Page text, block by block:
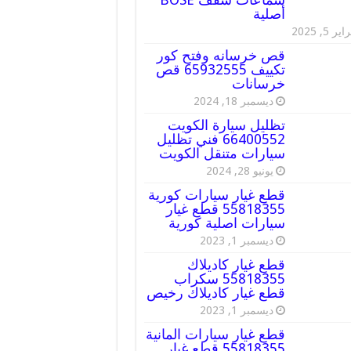
أصلية
5, 2025
قص خرسانه وفتح كور
تكييف 65932555 قص
خرسانات
ديسمبر 18, 2024
تظليل سيارة الكويت
66400552 فني تظليل
سيارات متنقل الكويت
يونيو 28, 2024
قطع غيار سيارات كورية
55818355 قطع غيار
سيارات اصلية كورية
ديسمبر 1, 2023
قطع غيار كاديلاك
55818355 سكراب
قطع غيار كاديلاك رخيص
ديسمبر 1, 2023
قطع غيار سيارات المانية